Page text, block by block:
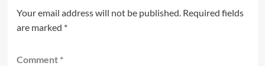
Your email address will not be published. Required fields
are marked *
Comment *